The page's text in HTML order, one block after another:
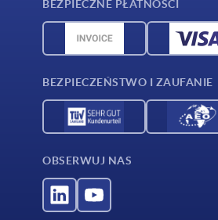
BEZPIECZNE PŁATNOŚCI
BEZPIECZEŃSTWO I ZAUFANIE
OBSERWUJ NAS